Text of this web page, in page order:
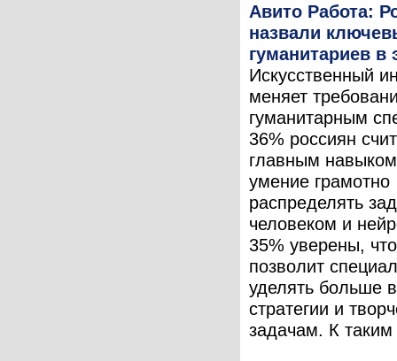
Авито Работа:
назвали
гуманитариев в
Искусственный
меняет
гуманитарным
36% россиян
главным
умение грамотно
распределять
человеком и
35% уверены,
позволит
уделять больше
стратегии и
задачам. К